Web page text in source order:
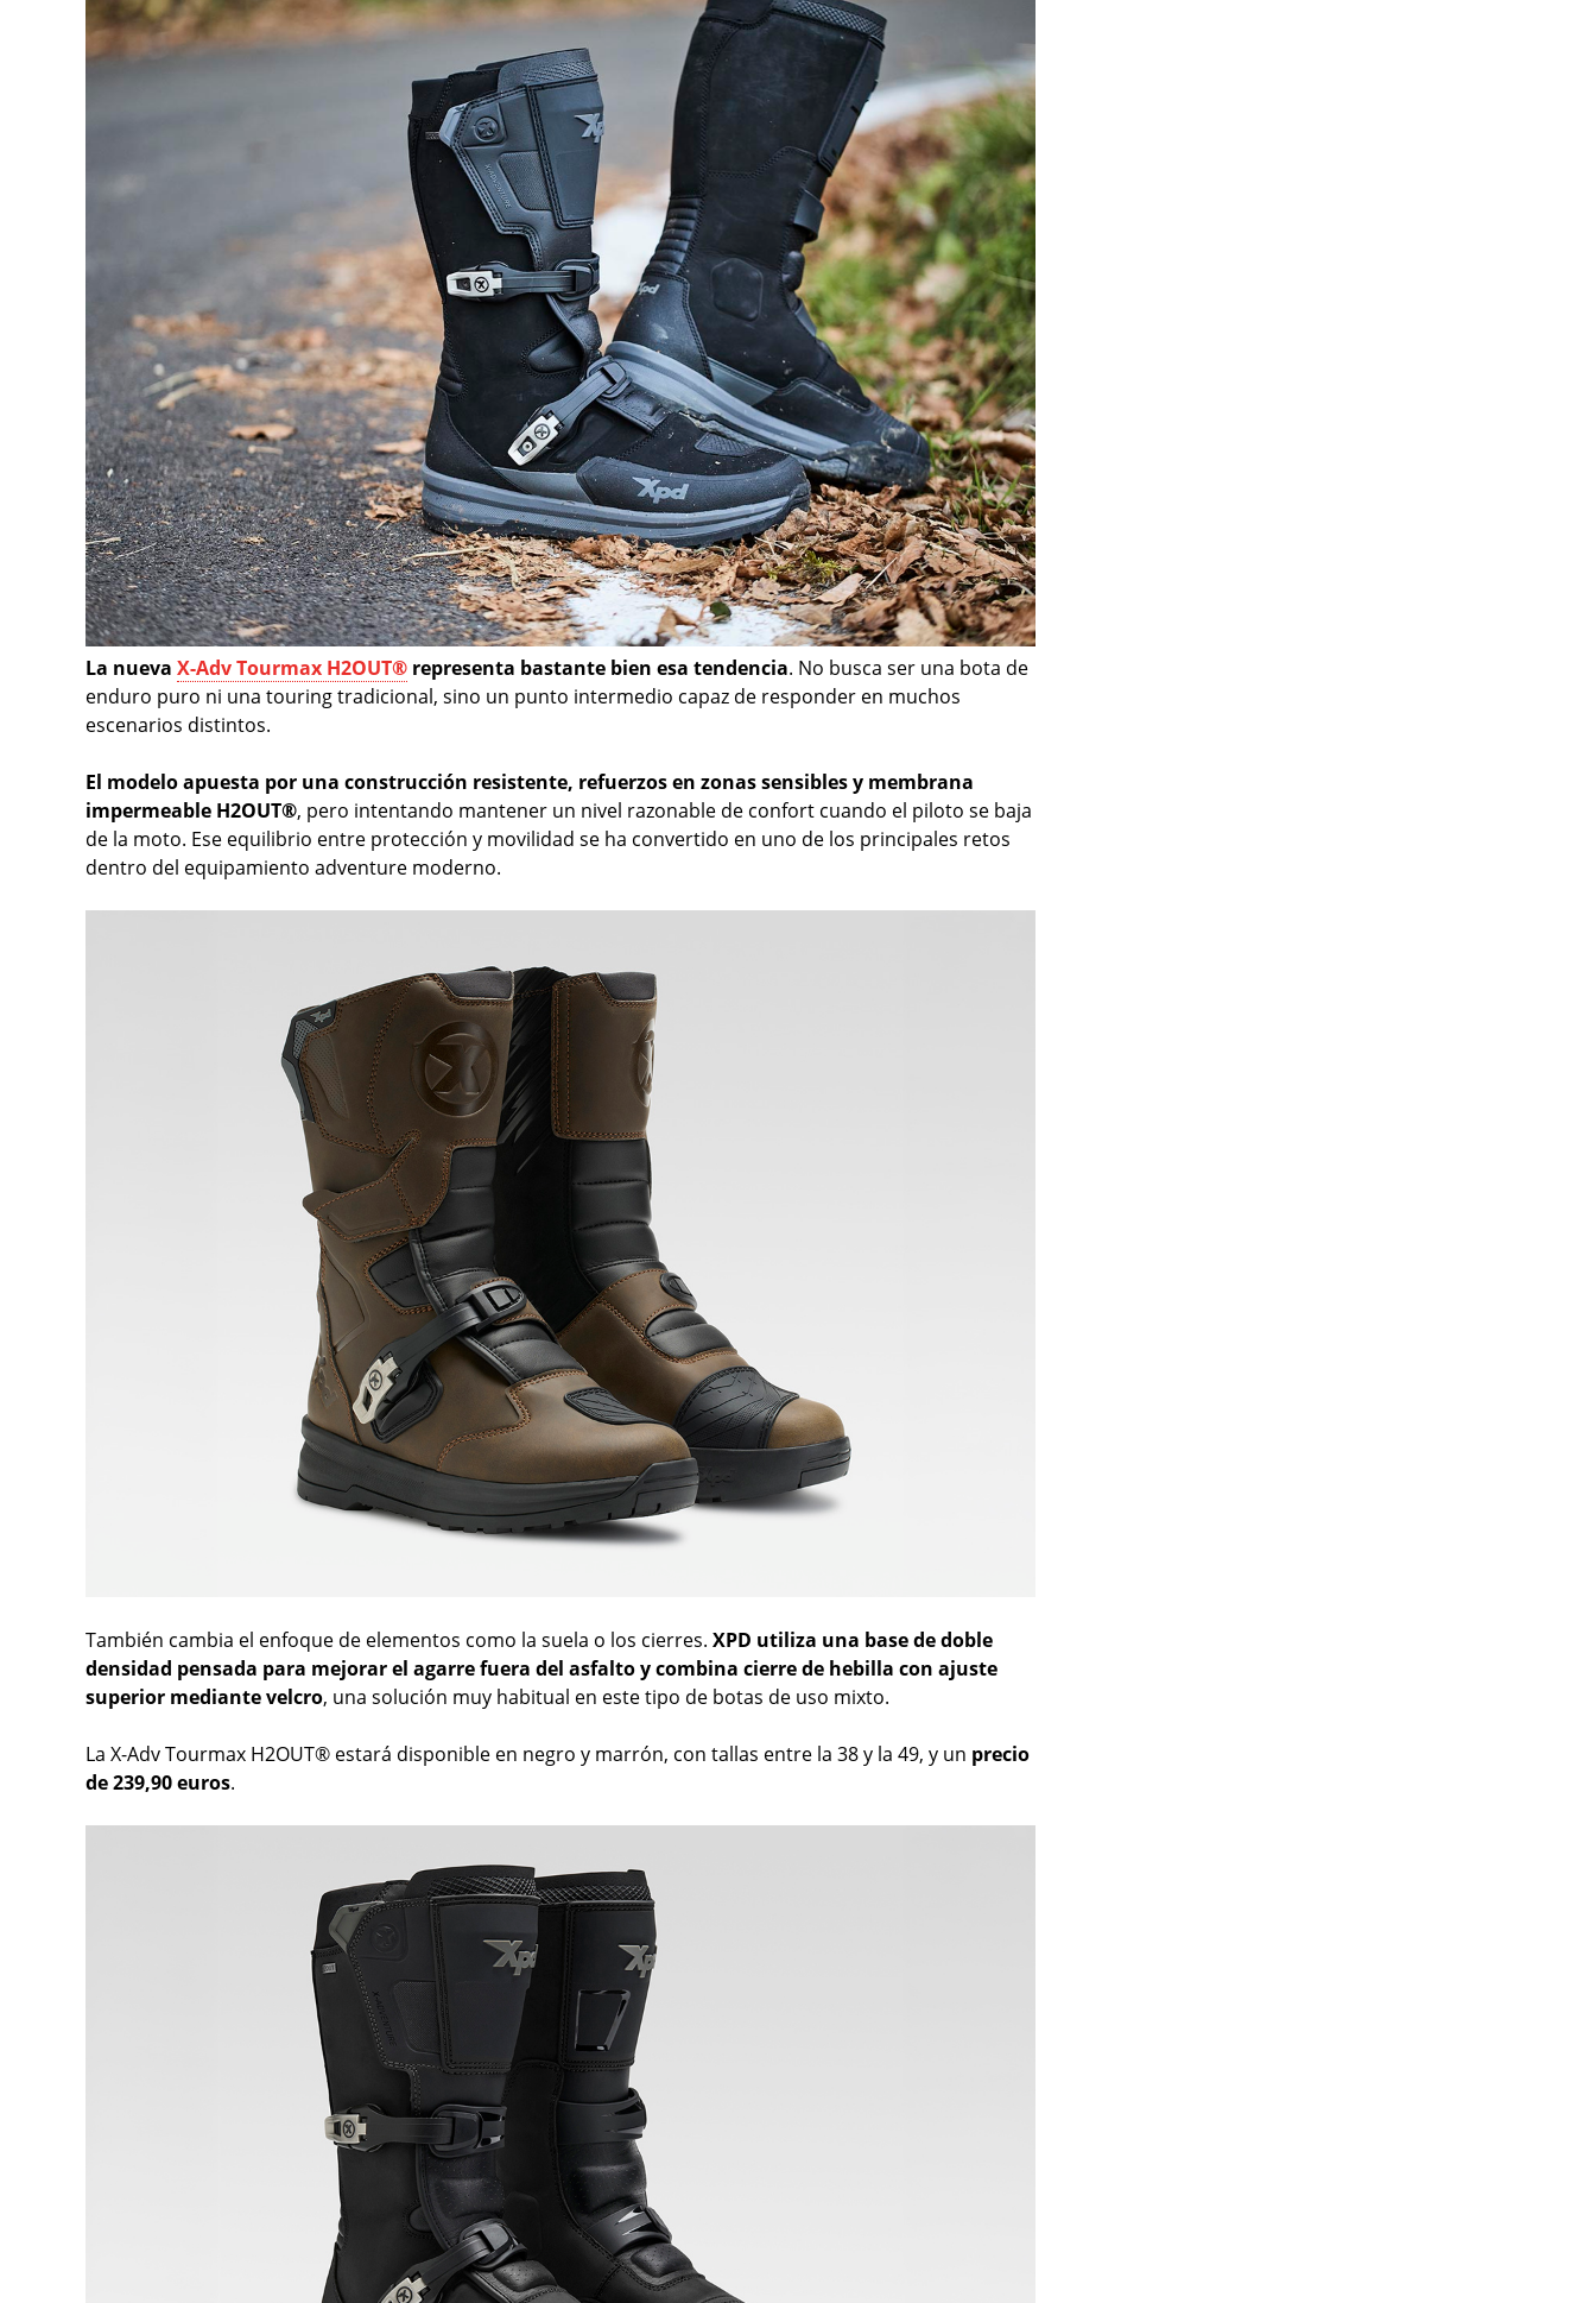
La nueva X-Adv Tourmax H2OUT® representa bastante bien esa tendencia. No busca ser una bota de
enduro puro ni una touring tradicional, sino un punto intermedio capaz de responder en muchos
escenarios distintos.
El modelo apuesta por una construcción resistente, refuerzos en zonas sensibles y membrana
impermeable H2OUT®, pero intentando mantener un nivel razonable de confort cuando el piloto se baja
de la moto. Ese equilibrio entre protección y movilidad se ha convertido en uno de los principales retos
dentro del equipamiento adventure moderno.
También cambia el enfoque de elementos como la suela o los cierres. XPD utiliza una base de doble
densidad pensada para mejorar el agarre fuera del asfalto y combina cierre de hebilla con ajuste
superior mediante velcro, una solución muy habitual en este tipo de botas de uso mixto.
La X-Adv Tourmax H2OUT® estará disponible en negro y marrón, con tallas entre la 38 y la 49, y un precio
de 239,90 euros.